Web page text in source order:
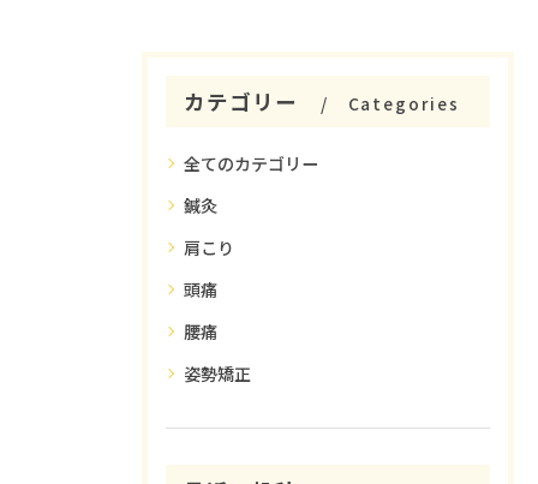
カテゴリー Categories
全てのカテゴリー
鍼灸
肩こり
頭痛
腰痛
姿勢矯正